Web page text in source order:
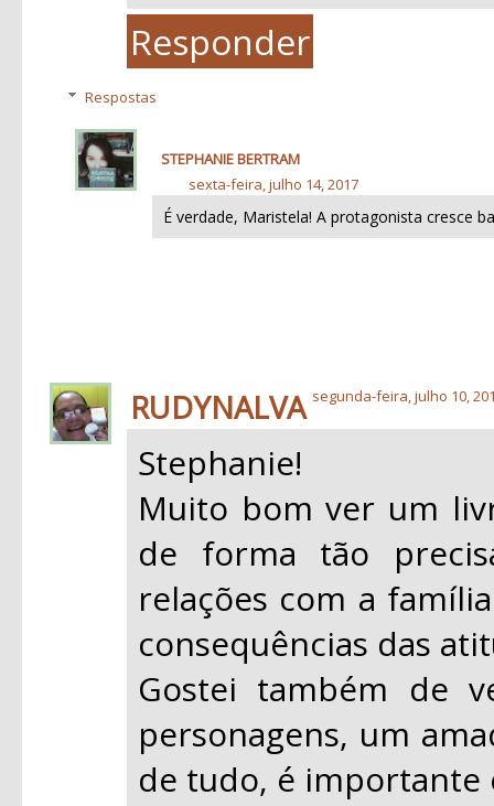
Responder
Respostas
STEPHANIE BERTRAM
sexta-feira, julho 14, 2017
É verdade, Maristela! A protagonista cresce
RUDYNALVA segunda-feira, julho 10,
Stephanie!
Muito bom ver um
de forma tão
relações com a
consequências das
Gostei também de
personagens, um
de tudo, é importante